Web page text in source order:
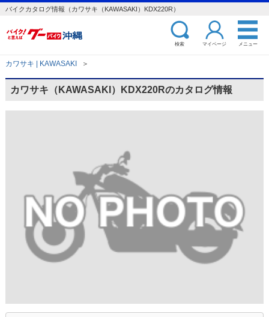
バイクカタログ情報（カワサキ（KAWASAKI）KDX220R）
検索 マイページ メニュー
カワサキ | KAWASAKI ＞
カワサキ（KAWASAKI）KDX220Rのカタログ情報